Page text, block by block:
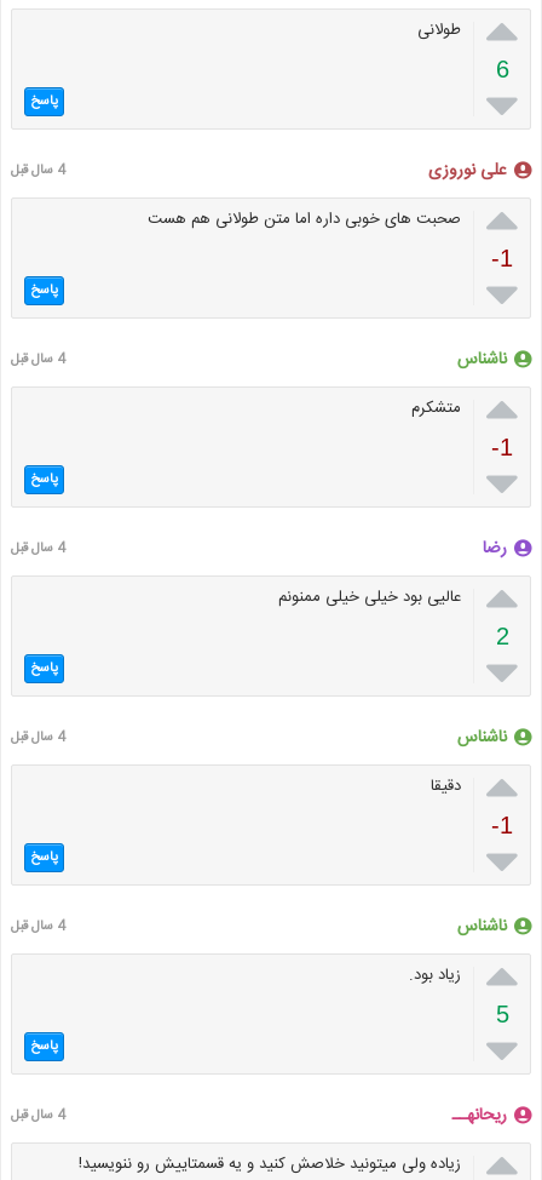

6

طولانی
پاسخ
علی نوروزی 4 سال قبل

-1

صحبت های خوبی داره اما متن طولانی هم هست
پاسخ
ناشناس 4 سال قبل

-1

متشکرم
پاسخ
رضا 4 سال قبل

2

عالیی بود خیلی خیلی ممنونم
پاسخ
ناشناس 4 سال قبل

-1

دقیقا
پاسخ
ناشناس 4 سال قبل

5

زیاد بود.
پاسخ
ریحانهــ 4 سال قبل
 زیاده ولی میتونید خلاصش کنید و یه قسمتاییش رو ننویسید!